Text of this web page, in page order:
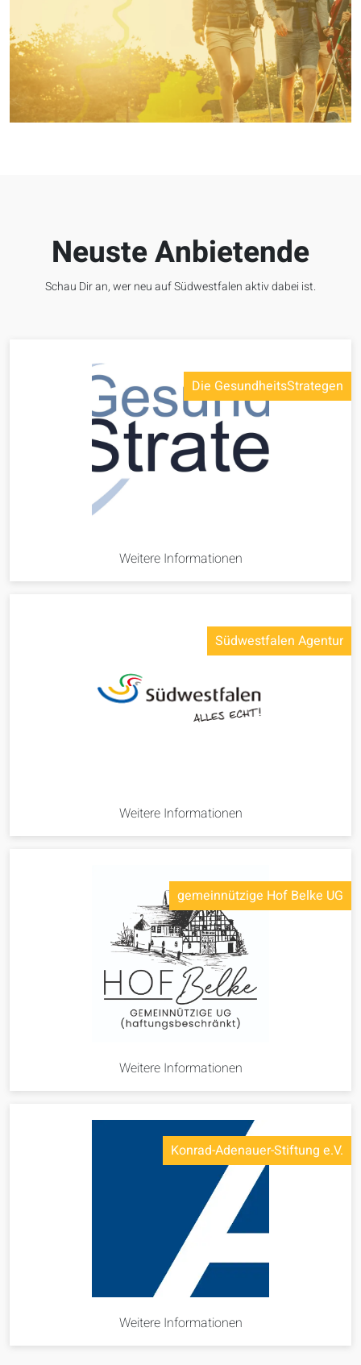
Neuste Anbietende
Schau Dir an, wer neu auf Südwestfalen aktiv dabei ist.
Die GesundheitsStrategen
Weitere Informationen
Südwestfalen Agentur
Weitere Informationen
gemeinnützige Hof Belke UG
Weitere Informationen
Konrad-Adenauer-Stiftung e.V.
Weitere Informationen